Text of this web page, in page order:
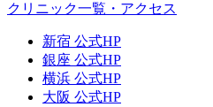
クリニック一覧・アクセス
新宿 公式HP
銀座 公式HP
横浜 公式HP
大阪 公式HP